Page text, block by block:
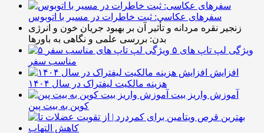
سفرهای عکاسی: ثبت خاطرات در مسیر با اتوبوس
زنجیر نقره مردانه و تأثیر آن بر بهبود جریان خون و انرژی
بدن: بررسی علمی و نگاهی به باورها
۵ ویژگی لپ تاپ های
مناسب سفر
افزایش
هزینه مالکیت لیفتراک در سال ۱۴۰۴
آموزش واریز بیت
کوین به بیت پین